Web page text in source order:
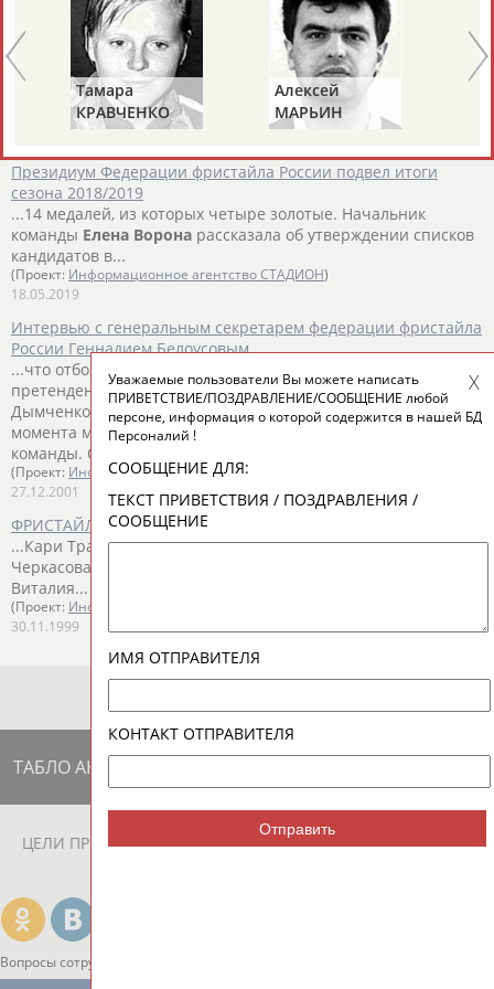
Стал известен список кандидатов в женскую сборную России
по спортивной гимнастике на ОИ
...вошли Анастасия Агафонова, Лилия Ахаимова, Яна
,
Елена
Герасимова, Ангелина Мельникова, Владислава
Уразова,...
Информационное агентство СТАДИОН)
Президиум Федерации фристайла России подвел итоги
сезона 2018/2019
...14 медалей, из которых четыре золотые. Начальник
команды Елена Ворона рассказала об утверждении списков
кандидатов в...
(Проект: Информационное агентство СТАДИОН)
18.05.2019
Интервью с генеральным секретарем федерации фристайла
России Геннадием Белоусовым
...что отбор проводить невозможно. В могуле 7
претендентов:Елена Ворона, Марина Черкасова, Людмила
Дымченко, Ольга... ...в могуле. Причем до последнего
момента мы ставили на
команды. Однако начало сезона у нее не...
(Проект: Информационное агентство СТАДИОН
27.12.2001
ФРИСТАЙЛ.
...Кари Траа. Удачно выступили россиянки Марина
Черкасова и
Виталия...
(Проект: Информационное агентство СТАДИОН
30.11.1999
ТАБЛО АКТИВНОСТИ
ЦЕЛИ ПРОЕКТА КОНТАКТЫ НАШИ КНОПКИ РЕКЛАМА
Вопросы сотрудничества и совместной деятельности
Тамара
КРАВЧЕНКО
(СОСНОВА)
Алексей
МАРЬИН
Уважаемые пользователи Вы можете написать
ПРИВЕТСТВИЕ/ПОЗДРАВЛЕНИЕ/СООБЩЕНИЕ любой
персоне, информация о которой содержится в нашей БД
Персоналий !
СООБЩЕНИЕ ДЛЯ:
ТЕКСТ ПРИВЕТСТВИЯ / ПОЗДРАВЛЕНИЯ /
СООБЩЕНИЕ
ИМЯ ОТПРАВИТЕЛЯ
КОНТАКТ ОТПРАВИТЕЛЯ
Отправить